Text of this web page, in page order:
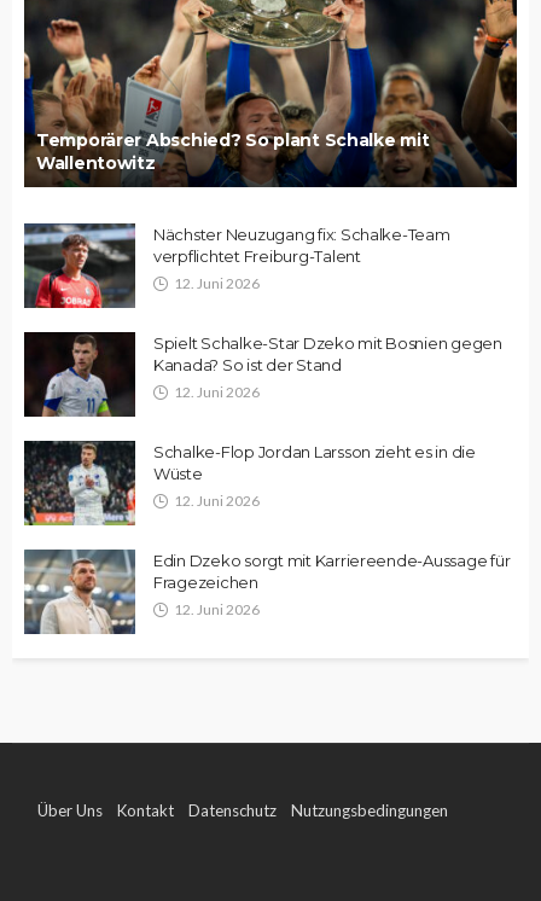
Temporärer Abschied? So plant Schalke mit
Wallentowitz
Nächster Neuzugang fix: Schalke-Team
verpflichtet Freiburg-Talent
12. Juni 2026
Spielt Schalke-Star Dzeko mit Bosnien gegen
Kanada? So ist der Stand
12. Juni 2026
Schalke-Flop Jordan Larsson zieht es in die
Wüste
12. Juni 2026
Edin Dzeko sorgt mit Karriereende-Aussage für
Fragezeichen
12. Juni 2026
Über Uns Kontakt Datenschutz Nutzungsbedingungen